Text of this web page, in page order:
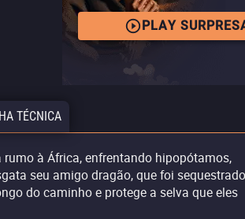
PLAY
TÉCNICA
à África, enfrentando hipopótamos,
seu amigo dragão, que foi
do caminho e protege a selva que eles